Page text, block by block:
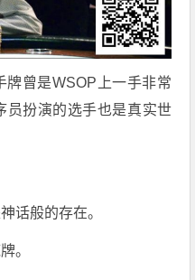
牌曾是WSOP上一手非常
员扮演的选手也是真实世
话般的存在。
。